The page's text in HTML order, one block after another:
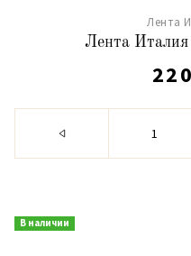
Лента
Лента
В наличии